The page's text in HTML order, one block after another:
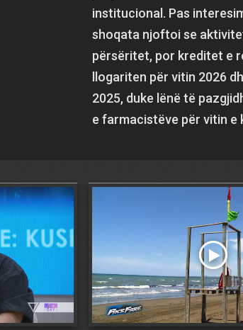
institucional. Pas
shoqata njoftoi se
përsëritet, por kreditet e
llogariten për vitin 2026
2025, duke lënë të
e farmacistëve për vitin e